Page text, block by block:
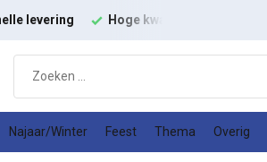
levering Hoge kwaliteit
Najaar/Winter Feest Thema Overig